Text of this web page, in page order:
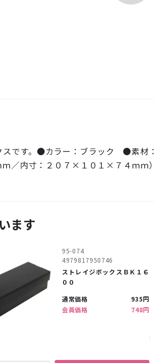
スです。●カラー：ブラック ●素
ｍ／内寸：２０７×１０１×７４
ます
95-074
4979817950746
ストレイジボックスＢＫ１６
００
通常価格
935円
会員価格
748円